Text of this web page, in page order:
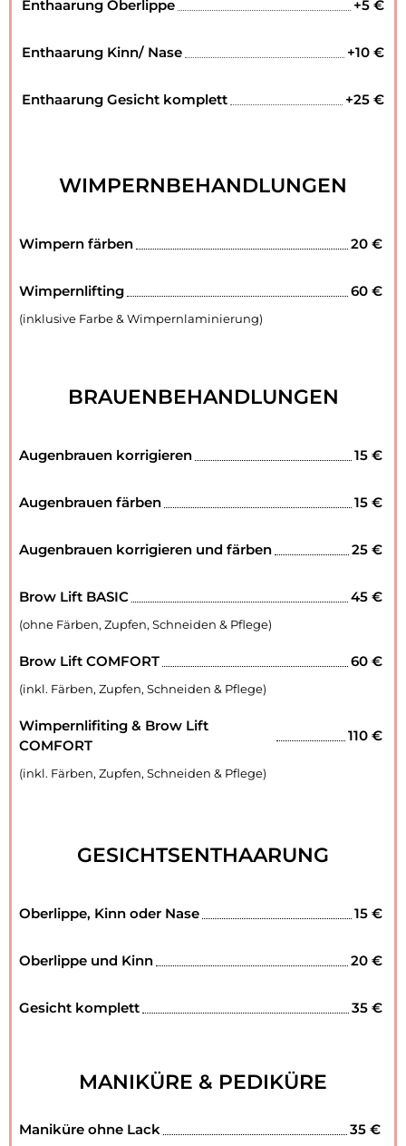
Enthaarung Oberlippe +5 €
Enthaarung Kinn/ Nase +10 €
Enthaarung Gesicht komplett +25 €
WIMPERNBEHANDLUNGEN
Wimpern färben 20 €
Wimpernlifting 60 €
(inklusive Farbe & Wimpernlaminierung)
BRAUENBEHANDLUNGEN
Augenbrauen korrigieren 15 €
Augenbrauen färben 15 €
Augenbrauen korrigieren und färben 25 €
Brow Lift BASIC 45 €
(ohne Färben, Zupfen, Schneiden & Pflege)
Brow Lift COMFORT 60 €
(inkl. Färben, Zupfen, Schneiden & Pflege)
Wimpernlifiting & Brow Lift
COMFORT
110 €
(inkl. Färben, Zupfen, Schneiden & Pflege)
GESICHTSENTHAARUNG
Oberlippe, Kinn oder Nase 15 €
Oberlippe und Kinn 20 €
Gesicht komplett 35 €
MANIKÜRE & PEDIKÜRE
Maniküre ohne Lack 35 €